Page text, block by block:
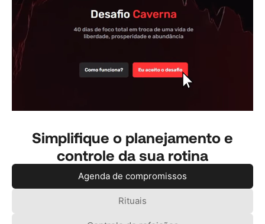
Simplifique o planejamento e
controle da sua rotina
Agenda de compromissos
Rituais